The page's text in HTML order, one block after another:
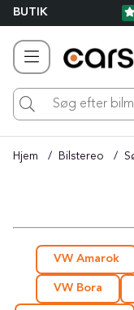
BUTIK
Hjem Bilstereo
VW Amarok
VW Bora